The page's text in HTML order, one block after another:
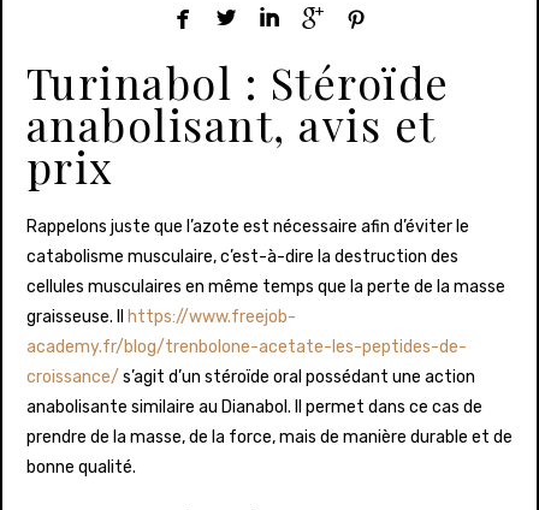
    
Turinabol : Stéroïde
anabolisant, avis et
prix
Rappelons juste que l’azote est nécessaire afin d’éviter le
catabolisme musculaire, c’est-à-dire la destruction des
cellules musculaires en même temps que la perte de la masse
graisseuse. Il
https://www.freejob-
academy.fr/blog/trenbolone-acetate-les-peptides-de-
croissance/ s’agit d’un stéroïde oral possédant une action
anabolisante similaire au Dianabol. Il permet dans ce cas de
prendre de la masse, de la force, mais de manière durable et de
bonne qualité.